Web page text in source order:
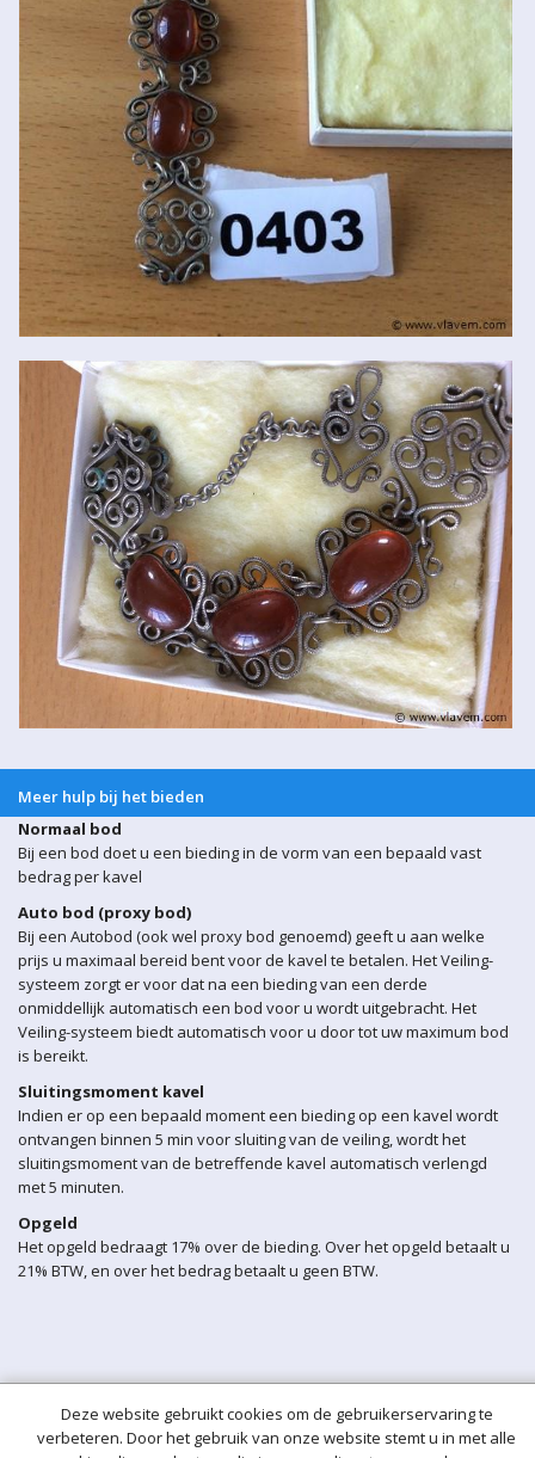
Meer hulp bij het bieden
Normaal bod
Bij een bod doet u een bieding in de vorm van een bepaald vast
bedrag per kavel
Auto bod (proxy bod)
Bij een Autobod (ook wel proxy bod genoemd) geeft u aan welke
prijs u maximaal bereid bent voor de kavel te betalen. Het Veiling-
systeem zorgt er voor dat na een bieding van een derde
onmiddellijk automatisch een bod voor u wordt uitgebracht. Het
Veiling-systeem biedt automatisch voor u door tot uw maximum bod
is bereikt.
Sluitingsmoment kavel
Indien er op een bepaald moment een bieding op een kavel wordt
ontvangen binnen 5 min voor sluiting van de veiling, wordt het
sluitingsmoment van de betreffende kavel automatisch verlengd
met 5 minuten.
Opgeld
Het opgeld bedraagt 17% over de bieding. Over het opgeld betaalt u
21% BTW, en over het bedrag betaalt u geen BTW.
Deze website gebruikt cookies om de gebruikerservaring te
verbeteren. Door het gebruik van onze website stemt u in met alle